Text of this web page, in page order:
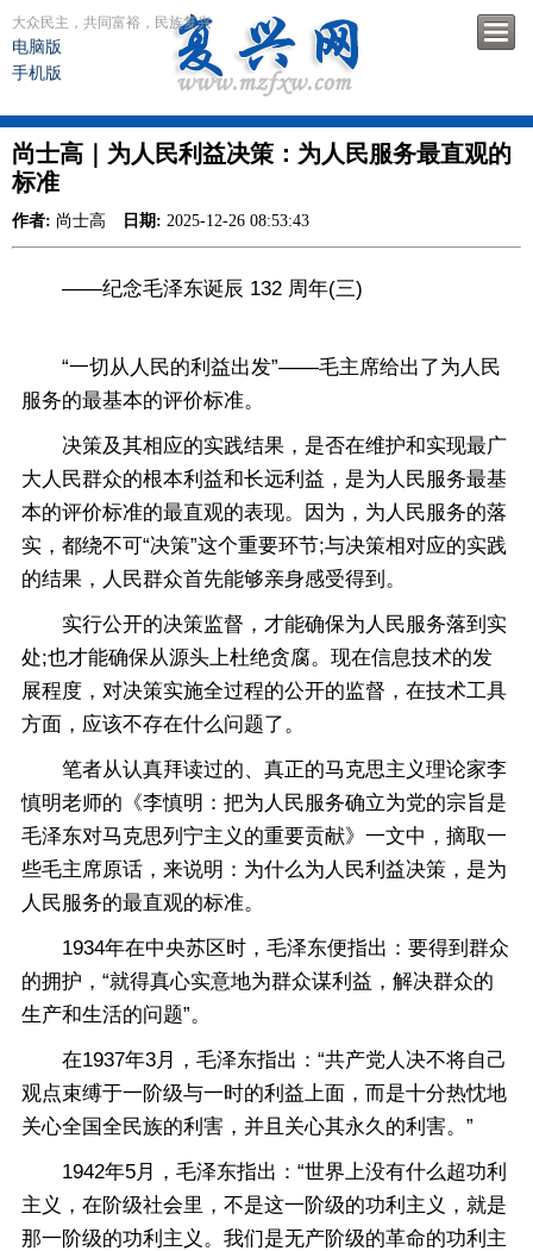
大众民主，共同富裕，民族复兴
电脑版
手机版
尚士高｜为人民利益决策：为人民服务最直观的
标准
作者: 尚士高 日期: 2025-12-26 08:53:43
——纪念毛泽东诞辰 132 周年(三)
“一切从人民的利益出发”——毛主席给出了为人民
服务的最基本的评价标准。
决策及其相应的实践结果，是否在维护和实现最广
大人民群众的根本利益和长远利益，是为人民服务最基
本的评价标准的最直观的表现。因为，为人民服务的落
实，都绕不可“决策”这个重要环节;与决策相对应的实践
的结果，人民群众首先能够亲身感受得到。
实行公开的决策监督，才能确保为人民服务落到实
处;也才能确保从源头上杜绝贪腐。现在信息技术的发
展程度，对决策实施全过程的公开的监督，在技术工具
方面，应该不存在什么问题了。
笔者从认真拜读过的、真正的马克思主义理论家李
慎明老师的《李慎明：把为人民服务确立为党的宗旨是
毛泽东对马克思列宁主义的重要贡献》一文中，摘取一
些毛主席原话，来说明：为什么为人民利益决策，是为
人民服务的最直观的标准。
1934年在中央苏区时，毛泽东便指出：要得到群众
的拥护，“就得真心实意地为群众谋利益，解决群众的
生产和生活的问题”。
在1937年3月，毛泽东指出：“共产党人决不将自己
观点束缚于一阶级与一时的利益上面，而是十分热忱地
关心全国全民族的利害，并且关心其永久的利害。”
1942年5月，毛泽东指出：“世界上没有什么超功利
主义，在阶级社会里，不是这一阶级的功利主义，就是
那一阶级的功利主义。我们是无产阶级的革命的功利主